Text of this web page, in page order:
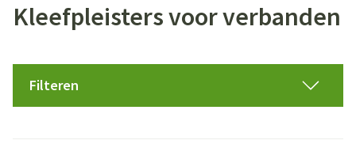
Kleefpleisters voor verbanden
Filteren